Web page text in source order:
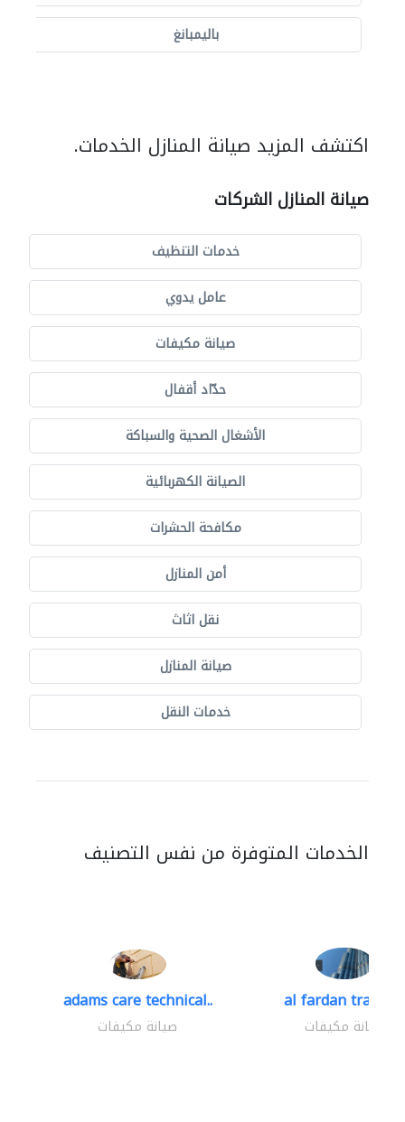
باليمبانغ
اكتشف المزيد صيانة المنازل الخدمات.
صيانة المنازل الشركات
خدمات التنظيف
عامل يدوي
صيانة مكيفات
حدّاد أقفال
الأشغال الصحية والسباكة
الصيانة الكهربائية
مكافحة الحشرات
أمن المنازل
نقل اثاث
صيانة المنازل
خدمات النقل
الخدمات المتوفرة من نفس التصنيف
adams care technical..
صيانة مكيفات
al fardan trading..
صيانة مكيفات